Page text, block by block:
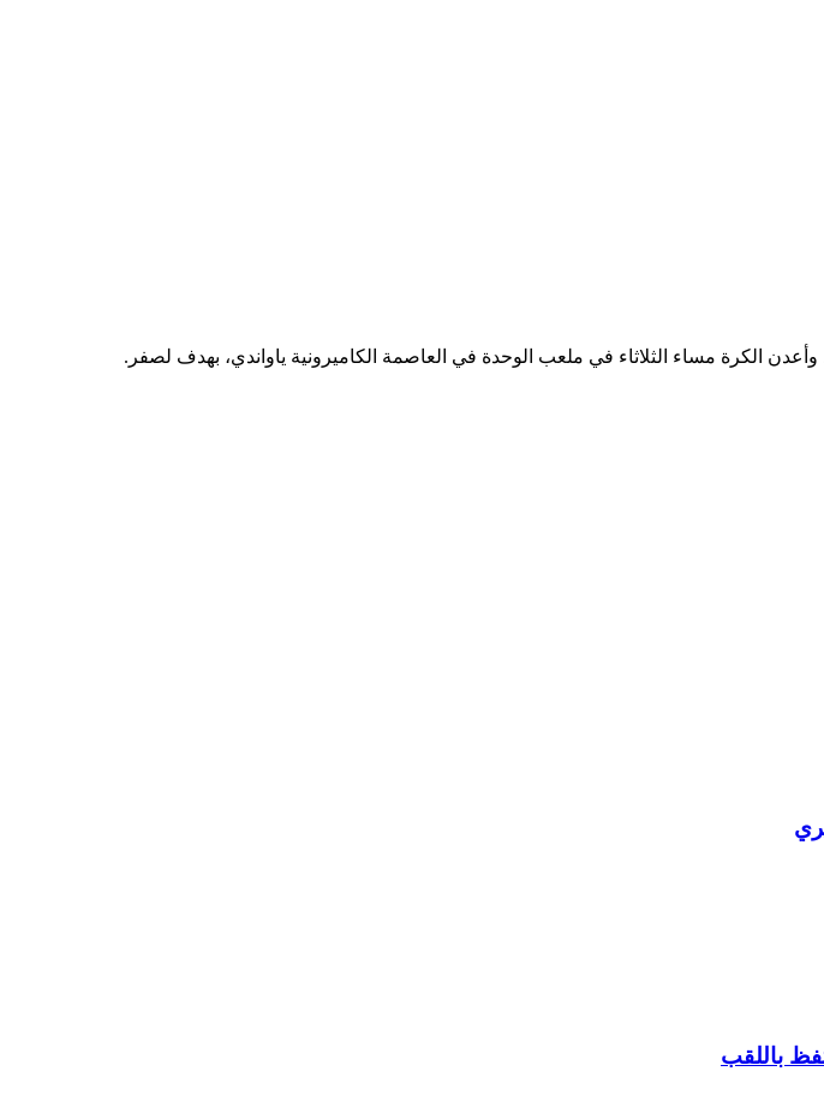
الكرة مساء الثلاثاء في ملعب الوحدة في العاصمة الكاميرونية ياواندي، بهدف لصفر.